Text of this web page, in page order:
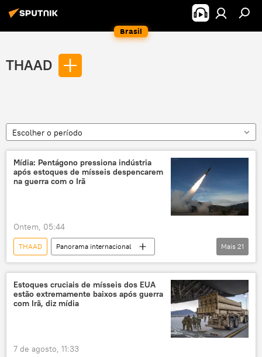
Brasil
THAAD
Escolher o período
Mídia: Pentágono pressiona indústria
após estoques de mísseis despencarem
na guerra com o Irã
Ontem, 05:44
THAAD
Panorama internacional
Américas
EUA
míssil
Pentágono
Pete Hegseth
indústria de defesa
Defesa
arsenal
escassez
Mais 21
Estoques cruciais de mísseis dos EUA
estão extremamente baixos após guerra
com Irã, diz mídia
7 de agosto, 11:33